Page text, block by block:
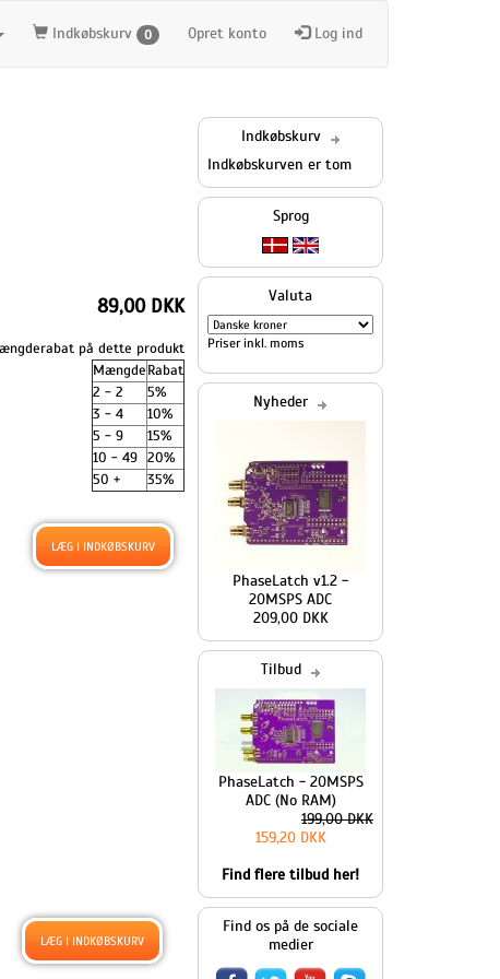
Indkøbskurv 0 Opret konto Log ind
89,00 DKK
på dette produkt
MængdeRabat
2 - 2
5%
3 - 4
10%
5 - 9
15%
10 - 49 20%
50 +
35%
Indkøbskurv
Indkøbskurven er tom
Sprog
Valuta
Priser inkl. moms
Nyheder
PhaseLatch v1.2 -
20MSPS ADC
209,00 DKK
Tilbud
PhaseLatch - 20MSPS
ADC (No RAM)
199,00 DKK
159,20 DKK
Find flere tilbud her!
Find os på de sociale
medier